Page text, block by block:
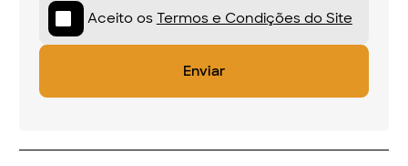
Aceito os Termos e Condições do Site